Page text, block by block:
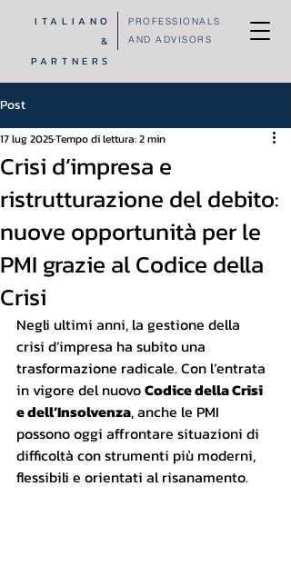
ITALIANO
&
PARTNERS
PROFESSIONALS
AND ADVISORS
Post
Crisi d’impresa e
ristrutturazione del debito:
nuove opportunità per le
PMI grazie al Codice della
Crisi
17 lug 2025Tempo di lettura: 2 min
Negli ultimi anni, la gestione della
crisi d’impresa ha subito una
trasformazione radicale. Con l’entrata
in vigore del nuovo Codice della Crisi
e dell’Insolvenza, anche le PMI
possono oggi affrontare situazioni di
difficoltà con strumenti più moderni,
flessibili e orientati al risanamento.